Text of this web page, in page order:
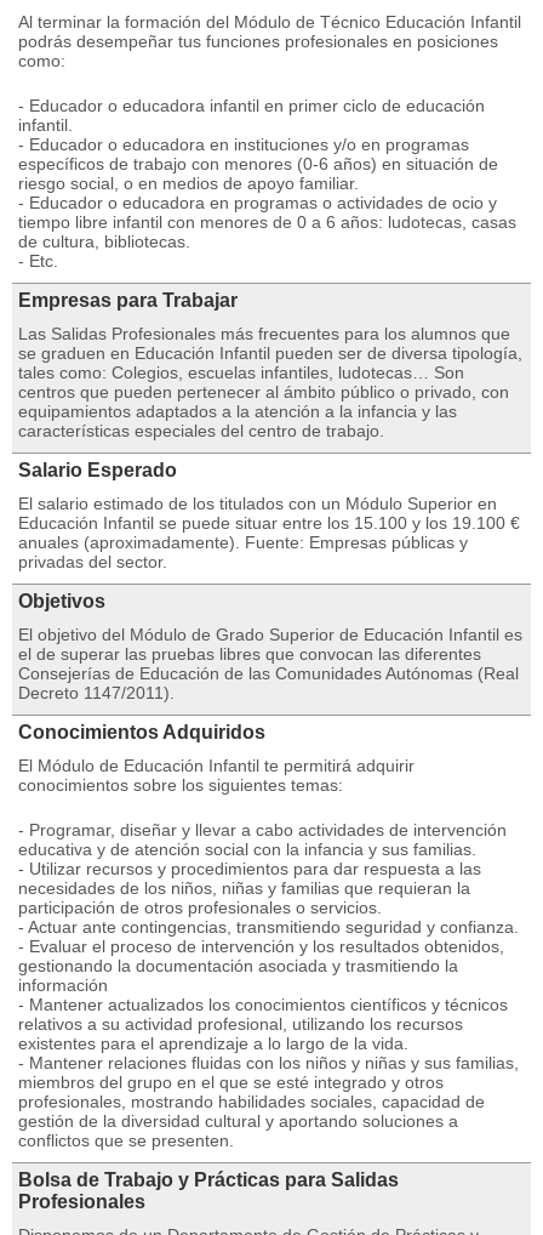
Al terminar la formación del Módulo de Técnico Educación Infantil
podrás desempeñar tus funciones profesionales en posiciones
como:
- Educador o educadora infantil en primer ciclo de educación
infantil.
- Educador o educadora en instituciones y/o en programas
específicos de trabajo con menores (0-6 años) en situación de
riesgo social, o en medios de apoyo familiar.
- Educador o educadora en programas o actividades de ocio y
tiempo libre infantil con menores de 0 a 6 años: ludotecas, casas
de cultura, bibliotecas.
- Etc.
Empresas para Trabajar
Las Salidas Profesionales más frecuentes para los alumnos que
se graduen en Educación Infantil pueden ser de diversa tipología,
tales como: Colegios, escuelas infantiles, ludotecas… Son
centros que pueden pertenecer al ámbito público o privado, con
equipamientos adaptados a la atención a la infancia y las
características especiales del centro de trabajo.
Salario Esperado
El salario estimado de los titulados con un Módulo Superior en
Educación Infantil se puede situar entre los 15.100 y los 19.100 €
anuales (aproximadamente). Fuente: Empresas públicas y
privadas del sector.
Objetivos
El objetivo del Módulo de Grado Superior de Educación Infantil es
el de superar las pruebas libres que convocan las diferentes
Consejerías de Educación de las Comunidades Autónomas (Real
Decreto 1147/2011).
Conocimientos Adquiridos
El Módulo de Educación Infantil te permitirá adquirir
conocimientos sobre los siguientes temas:
- Programar, diseñar y llevar a cabo actividades de intervención
educativa y de atención social con la infancia y sus familias.
- Utilizar recursos y procedimientos para dar respuesta a las
necesidades de los niños, niñas y familias que requieran la
participación de otros profesionales o servicios.
- Actuar ante contingencias, transmitiendo seguridad y confianza.
- Evaluar el proceso de intervención y los resultados obtenidos,
gestionando la documentación asociada y trasmitiendo la
información
- Mantener actualizados los conocimientos científicos y técnicos
relativos a su actividad profesional, utilizando los recursos
existentes para el aprendizaje a lo largo de la vida.
- Mantener relaciones fluidas con los niños y niñas y sus familias,
miembros del grupo en el que se esté integrado y otros
profesionales, mostrando habilidades sociales, capacidad de
gestión de la diversidad cultural y aportando soluciones a
conflictos que se presenten.
Bolsa de Trabajo y Prácticas para Salidas
Profesionales